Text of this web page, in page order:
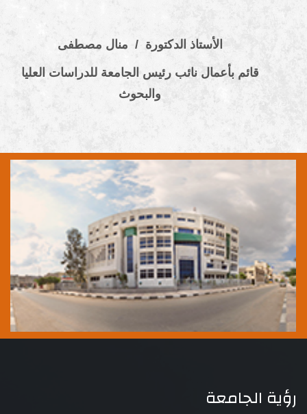
الأستاذ الدكتورة / منال مصطفى
قائم بأعمال نائب رئيس الجامعة للدراسات العليا